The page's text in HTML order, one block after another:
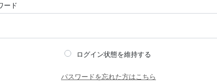
ード
ログイン状態を維持する
パスワードを忘れた方はこちら